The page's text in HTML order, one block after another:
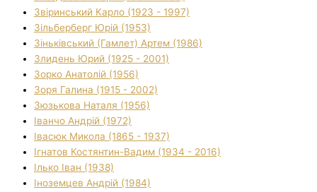
Звіринський Карло (1923 - 1997)
Зільберберг Юрій (1953)
Зіньківський (Гамлет) Артем (1986)
Злидень Юрий (1925 - 2001)
Зорко Анатолій (1956)
Зоря Галина (1915 - 2002)
Зюзькова Наталя (1956)
Іванчо Андрій (1972)
Івасюк Микола (1865 - 1937)
Ігнатов Костянтин-Вадим (1934 - 2016)
Ілько Іван (1938)
Іноземцев Андрій (1984)